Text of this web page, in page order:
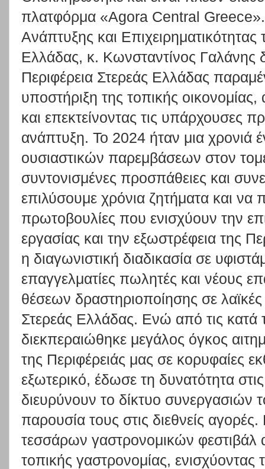
πλατφόρμα «Agora Central Greece».
Ανάπτυξης και Επιχειρηματικότητας
Ελλάδας, κ. Κωνσταντίνος Γαλάνης
Περιφέρεια Στερεάς Ελλάδας
υποστήριξη της τοπικής
και επεκτείνοντας τις υπάρχουσες
ανάπτυξη. Το 2024 ήταν μια χρονιά
ουσιαστικών παρεμβάσεων στον
συντονισμένες προσπάθειες και
επιλύσουμε χρόνια ζητήματα και
πρωτοβουλίες που ενισχύουν την
εργασίας και την εξωστρέφεια της
η διαγωνιστική διαδικασία σε
επαγγελματίες πωλητές και νέους
θέσεων δραστηριοποίησης σε
Στερεάς Ελλάδας. Ενώ από τις κατά
διεκπεραιώθηκε μεγάλος όγκος
της Περιφέρειάς μας σε κορυφαίες
εξωτερικό, έδωσε τη δυνατότητα
διευρύνουν το δίκτυο συνεργασιών
παρουσία τους στις διεθνείς
τεσσάρων γαστρονομικών φεστιβάλ
τοπικής γαστρονομίας, ενισχύοντας